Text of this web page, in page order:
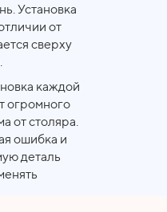
Установка
от
сверху
каждой
огромного
от столяра.
ошибка и
деталь